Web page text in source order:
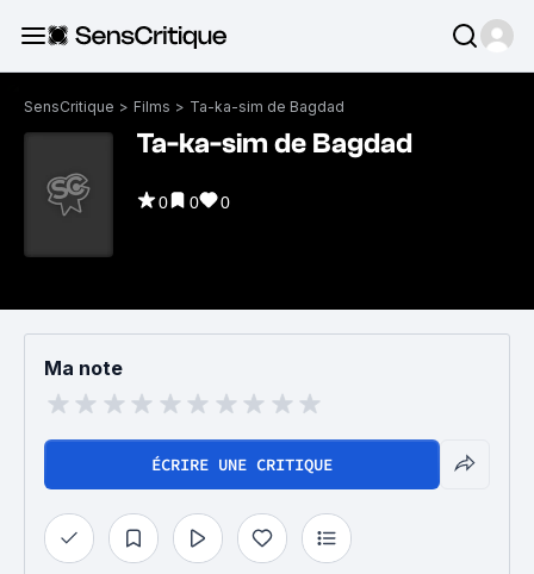
SensCritique > Films > Ta-ka-sim de Bagdad
Ta-ka-sim de Bagdad
0 0 0
Ma note
ÉCRIRE UNE CRITIQUE